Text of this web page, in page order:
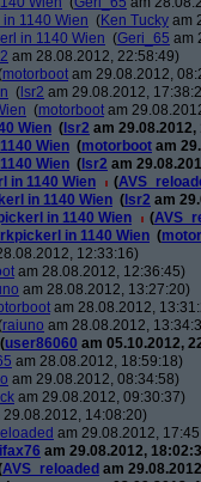
1140 Wien (Ken Tucky am
in 1140 Wien (Geri_65 am
am 28.08.2012, 22:58:49)
motorboot am 29.08.2012,
( lsr2 am 29.08.2012,
(motorboot am
Wien ( lsr2 am 29.08.2012,
Wien (motorboot am
Wien ( lsr2 am
in 1140 Wien
(
in 1140 Wien ( lsr2 am
in 1140 Wien
(
in 1140 Wien (
12:33:16)
am 28.08.2012, 12:36:45)
am 28.08.2012, 13:27:20)
am 28.08.2012,
raiuno am 28.08.2012,
(user86060 am 05.10.2012,
am 28.08.2012, 18:59:18)
am 29.08.2012, 08:34:58)
am 29.08.2012, 09:30:37)
29.08.2012, 14:08:20)
am 29.08.2012,
am 29.08.2012,
AVS_reloaded am